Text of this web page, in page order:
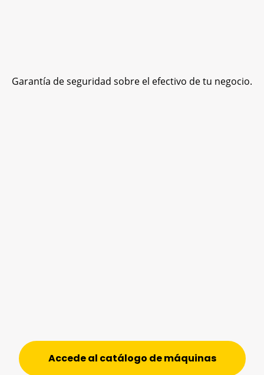
Garantía de seguridad sobre el efectivo de tu negocio.
Accede al catálogo de máquinas